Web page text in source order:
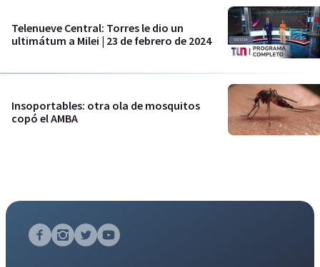
Telenueve Central: Torres le dio un
ultimátum a Milei | 23 de febrero de 2024
Insoportables: otra ola de mosquitos
copó el AMBA